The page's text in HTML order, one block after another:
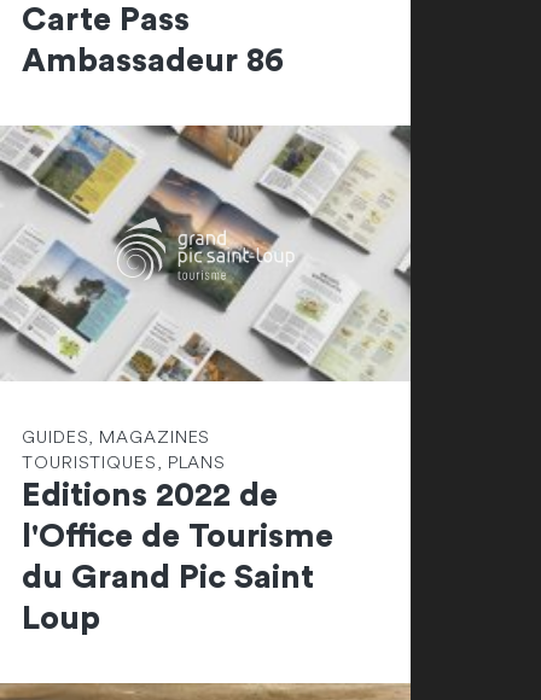
Carte Pass
Ambassadeur 86
GUIDES, MAGAZINES
TOURISTIQUES, PLANS
Editions 2022 de
l'Office de Tourisme
du Grand Pic Saint
Loup